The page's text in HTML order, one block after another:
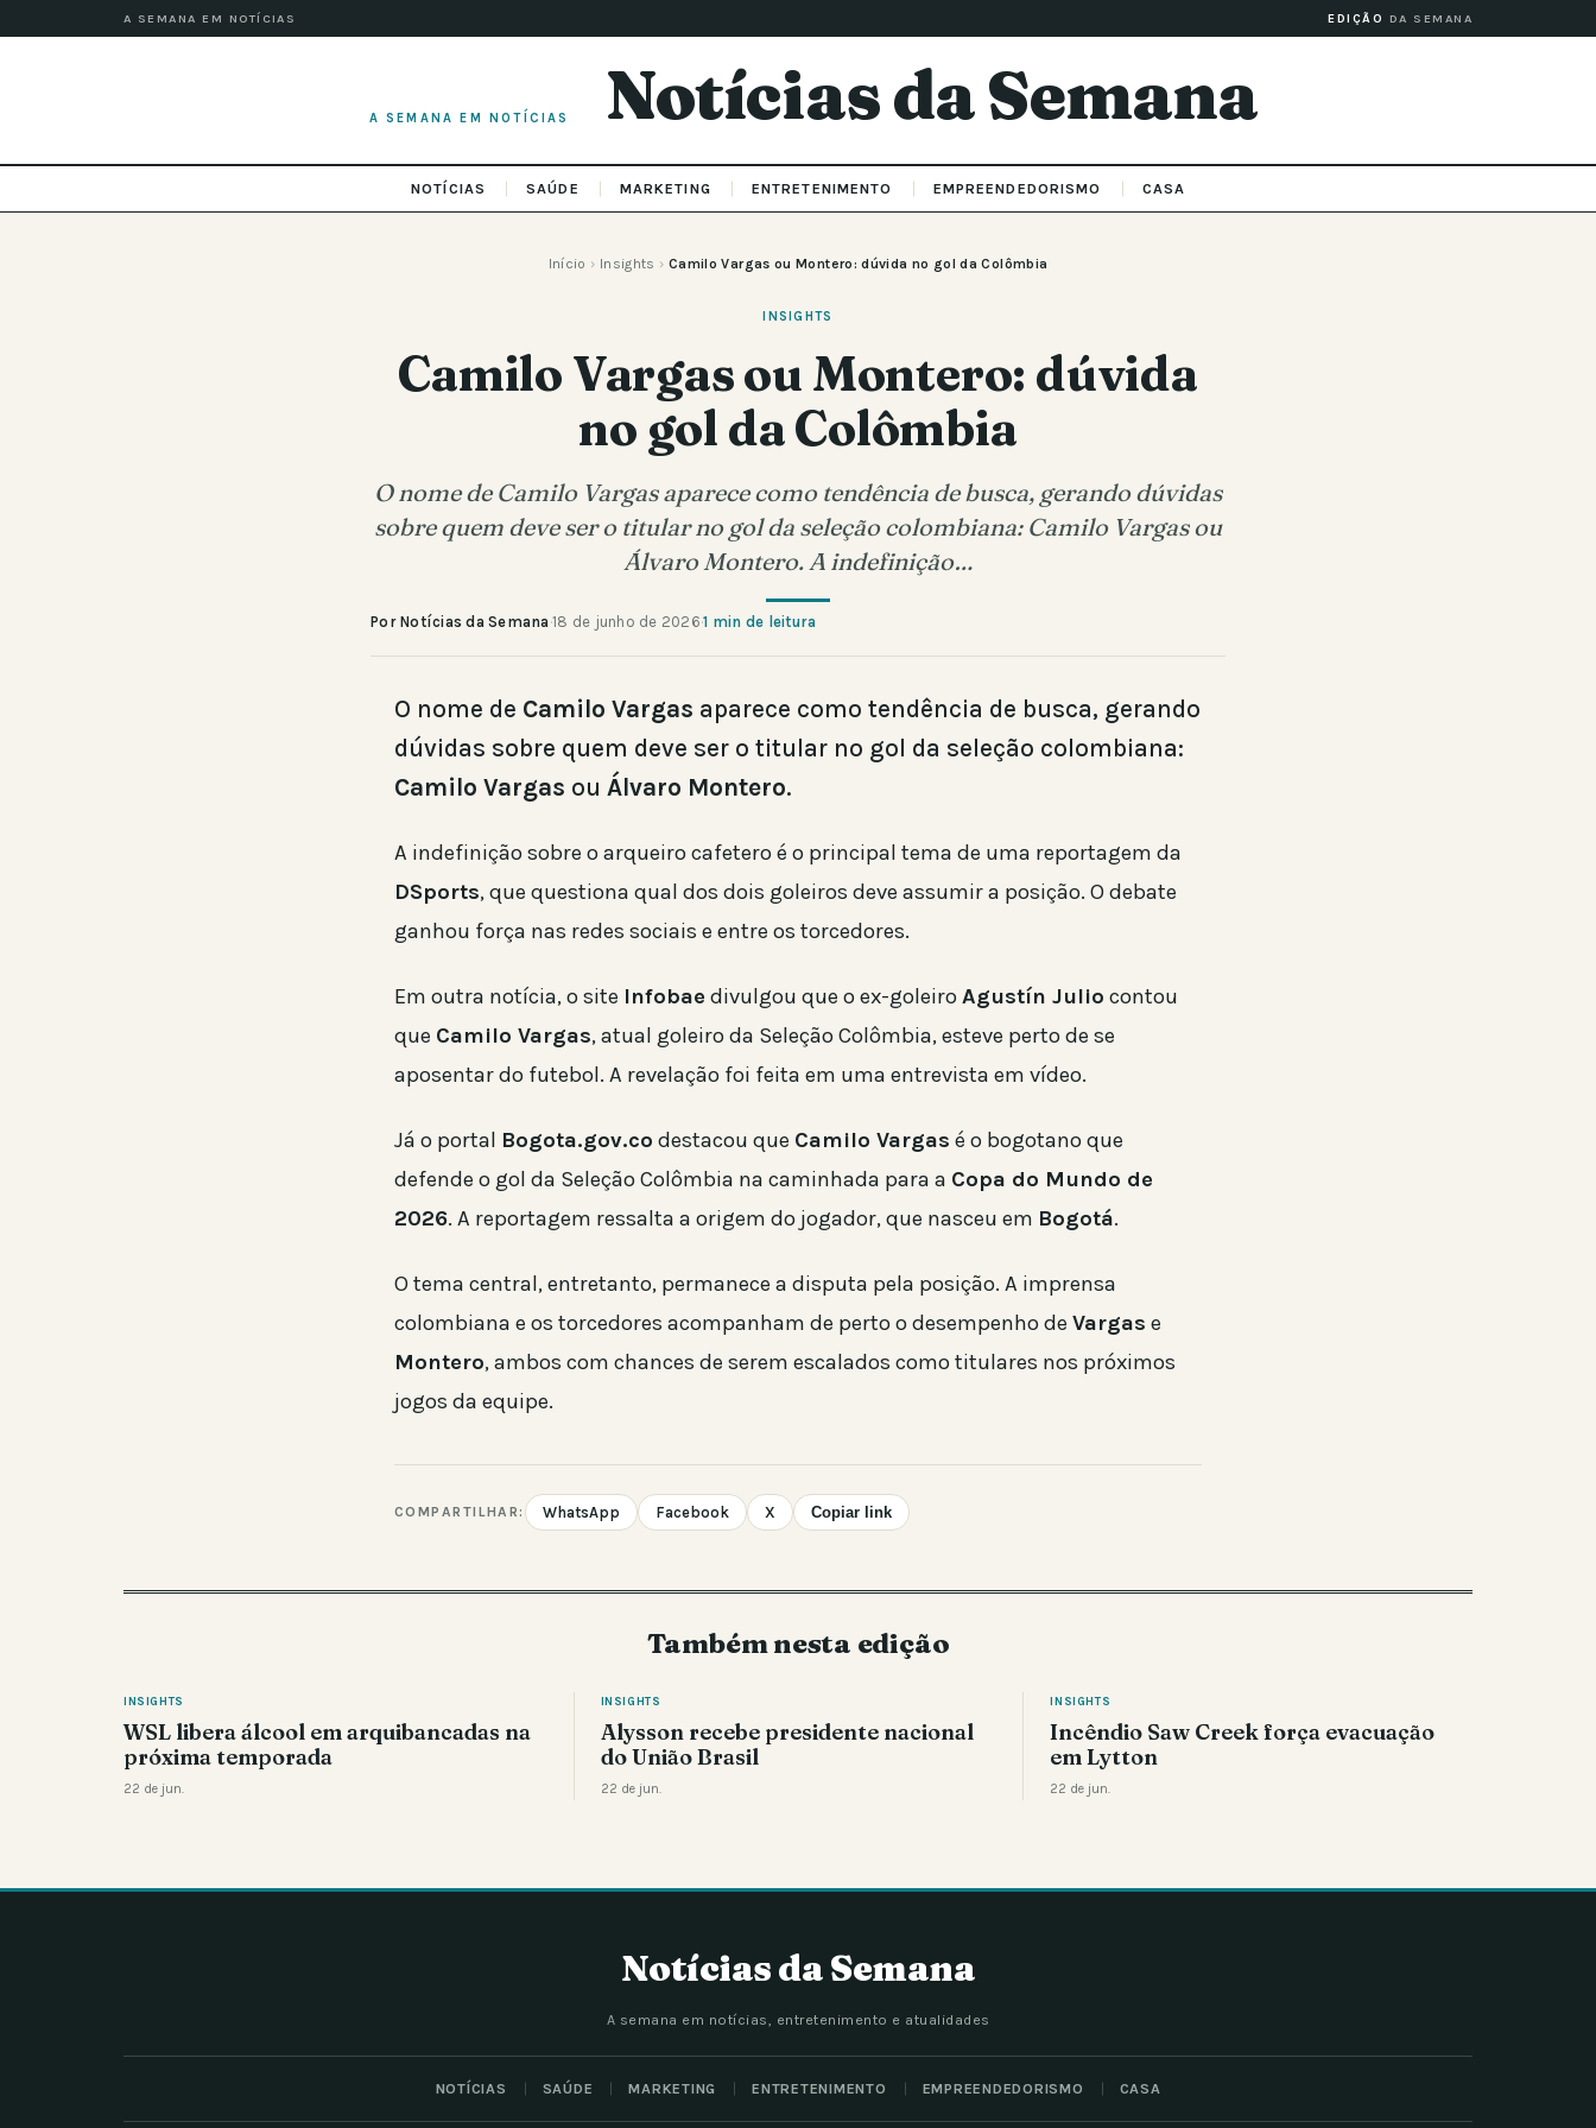
A SEMANA EM NOTÍCIAS EDIÇÃO DA SEMANA
A SEMANA EM NOTÍCIAS Notícias da Semana
NOTÍCIAS SAÚDE MARKETING ENTRETENIMENTO EMPREENDEDORISMO CASA
Início › Insights › Camilo Vargas ou Montero: dúvida no gol da Colômbia
INSIGHTS
Camilo Vargas ou Montero: dúvida
no gol da Colômbia
O nome de Camilo Vargas aparece como tendência de busca, gerando dúvidas
sobre quem deve ser o titular no gol da seleção colombiana: Camilo Vargas ou
Álvaro Montero. A indefinição…
Por Notícias da Semana ·18 de junho de 2026·1 min de leitura
O nome de Camilo Vargas aparece como tendência de busca, gerando
dúvidas sobre quem deve ser o titular no gol da seleção colombiana:
Camilo Vargas ou Álvaro Montero.
A indefinição sobre o arqueiro cafetero é o principal tema de uma reportagem da
DSports, que questiona qual dos dois goleiros deve assumir a posição. O debate
ganhou força nas redes sociais e entre os torcedores.
Em outra notícia, o site Infobae divulgou que o ex-goleiroAgustín Julio contou
que Camilo Vargas, atual goleiro da Seleção Colômbia, esteve perto de se
aposentar do futebol. A revelação foi feita em uma entrevista em vídeo.
Já o portal Bogota.gov.co destacou que Camilo Vargas é o bogotano que
defende o gol da Seleção Colômbia na caminhada para a Copa do Mundo de
2026. A reportagem ressalta a origem do jogador, que nasceu em Bogotá.
O tema central, entretanto, permanece a disputa pela posição. A imprensa
colombiana e os torcedores acompanham de perto o desempenho de Vargas e
Montero, ambos com chances de serem escalados como titulares nos próximos
jogos da equipe.
COMPARTILHAR: WhatsApp Facebook X Copiar link
Também nesta edição
INSIGHTS
WSL libera álcool em arquibancadas na
próxima temporada
22 de jun.
INSIGHTS
Alysson recebe presidente nacional
do União Brasil
22 de jun.
INSIGHTS
Incêndio Saw Creek força evacuação
em Lytton
22 de jun.
Notícias da Semana
A semana em notícias, entretenimento e atualidades
NOTÍCIAS SAÚDE MARKETING ENTRETENIMENTO EMPREENDEDORISMO CASA